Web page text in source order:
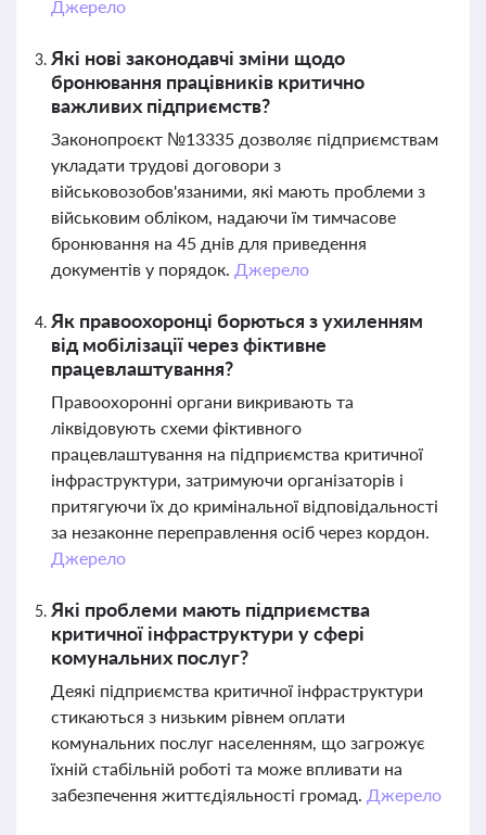
Джерело
Які нові законодавчі зміни щодо
бронювання працівників критично
важливих підприємств?
Законопроєкт №13335 дозволяє підприємствам
укладати трудові договори з
військовозобов'язаними, які мають проблеми з
військовим обліком, надаючи їм тимчасове
бронювання на 45 днів для приведення
документів у порядок. Джерело
Як правоохоронці борються з ухиленням
від мобілізації через фіктивне
працевлаштування?
Правоохоронні органи викривають та
ліквідовують схеми фіктивного
працевлаштування на підприємства критичної
інфраструктури, затримуючи організаторів і
притягуючи їх до кримінальної відповідальності
за незаконне переправлення осіб через кордон.
Джерело
Які проблеми мають підприємства
критичної інфраструктури у сфері
комунальних послуг?
Деякі підприємства критичної інфраструктури
стикаються з низьким рівнем оплати
комунальних послуг населенням, що загрожує
їхній стабільній роботі та може впливати на
забезпечення життєдіяльності громад. Джерело